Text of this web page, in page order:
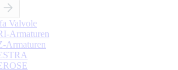
Valvole
Armaturen
Armaturen